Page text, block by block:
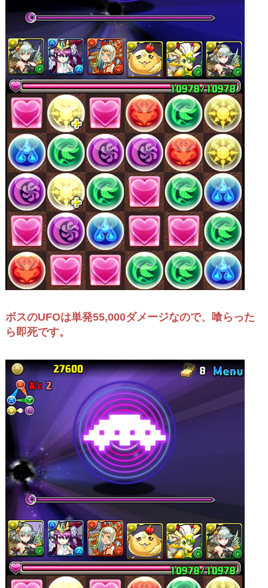
ボスのUFOは単発55,000ダメージなので、喰らった
ら即死です。